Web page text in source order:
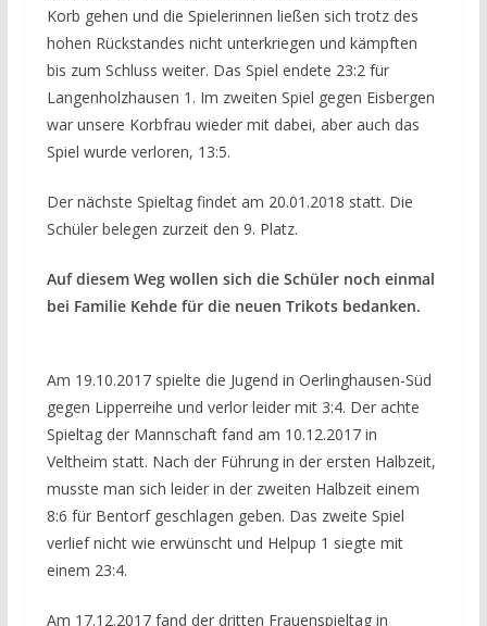
Korb gehen und die Spielerinnen ließen sich trotz des
hohen Rückstandes nicht unterkriegen und kämpften
bis zum Schluss weiter. Das Spiel endete 23:2 für
Langenholzhausen 1. Im zweiten Spiel gegen Eisbergen
war unsere Korbfrau wieder mit dabei, aber auch das
Spiel wurde verloren, 13:5.
Der nächste Spieltag findet am 20.01.2018 statt. Die
Schüler belegen zurzeit den 9. Platz.
Auf diesem Weg wollen sich die Schüler noch einmal
bei Familie Kehde für die neuen Trikots bedanken.
Am 19.10.2017 spielte die Jugend in Oerlinghausen-Süd
gegen Lipperreihe und verlor leider mit 3:4. Der achte
Spieltag der Mannschaft fand am 10.12.2017 in
Veltheim statt. Nach der Führung in der ersten Halbzeit,
musste man sich leider in der zweiten Halbzeit einem
8:6 für Bentorf geschlagen geben. Das zweite Spiel
verlief nicht wie erwünscht und Helpup 1 siegte mit
einem 23:4.
Am 17.12.2017 fand der dritten Frauenspieltag in